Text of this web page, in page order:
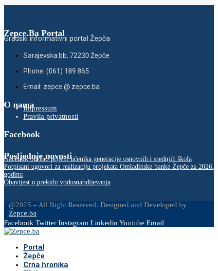
Zepce.Ba Portal
Gradski informativni portal Žepča
Sarajevska bb, 72230 Žepče
Phone: (061) 189 865
Email: zepce @ zepce.ba
O namaImpressum
Pravila privatnosti
Facebook
Posljednje novosti
Načelnik održao prijem učenika generacije osnovnih i srednjih škola
Potpisani ugovori za realizaciju projekata Omladinske banke Žepče za 2026.
godinu
Obavijest o prekidu vodosnabdijevanja
@2025 – All Right Reserved. Designed and Developed by
Zepce.ba
Facebook Twitter Instagram LinkedinYoutube Email
Portal
Žepče
Crna hronika